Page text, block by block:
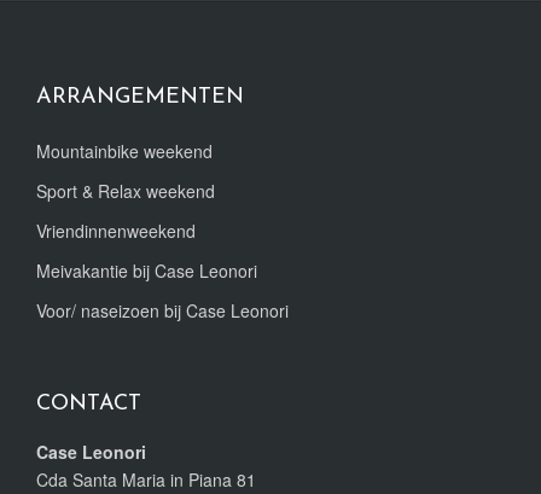
ARRANGEMENTEN
Mountainbike weekend
Sport & Relax weekend
Vriendinnenweekend
Meivakantie bij Case Leonori
Voor/ naseizoen bij Case Leonori
CONTACT
Case Leonori
Cda Santa Maria in Piana 81